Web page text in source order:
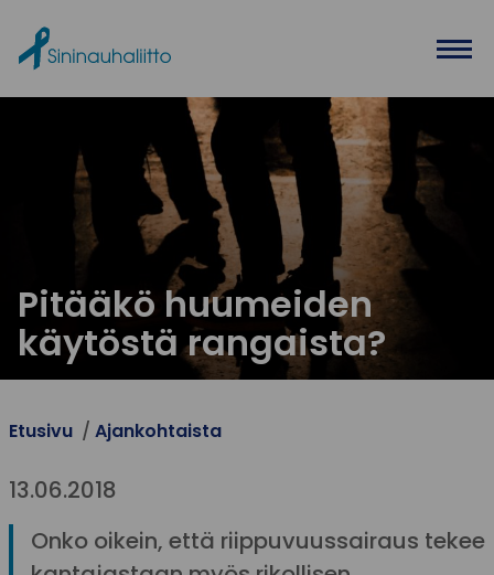
Pitääkö huumeiden
käytöstä rangaista?
Etusivu Ajankohtaista
13.06.2018
Onko oikein, että riippuvuussairaus tekee